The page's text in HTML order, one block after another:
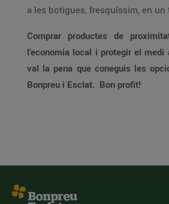
a les botigues, fresquíssim, en un
Comprar productes de
l’economia local i protegir el medi
val la pena que coneguis les
Bonpreu i Esclat. Bon profit!